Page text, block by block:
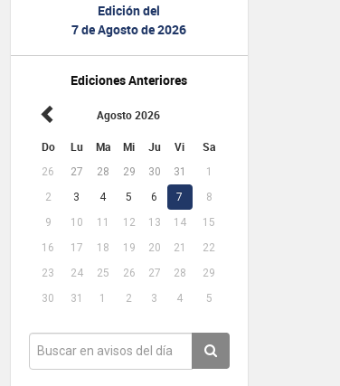
Edición del
7 de Agosto de 2026
Ediciones Anteriores
Agosto 2026
Do Lu Ma Mi Ju Vi Sa
26 27 28 29 30 31
1
2
3 4 5 6 7
8
9
10 11 12 13 14
15
16
17 18 19 20 21
22
23
24 25 26 27 28
29
30
31 1 2 3 4 5